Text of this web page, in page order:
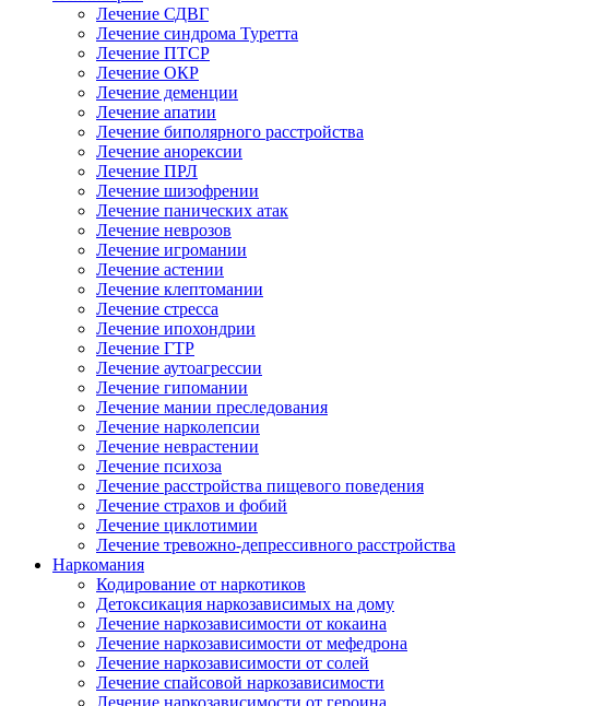
Лечение СДВГ
Лечение синдрома Туретта
Лечение ПТСР
Лечение ОКР
Лечение деменции
Лечение апатии
Лечение биполярного расстройства
Лечение анорексии
Лечение ПРЛ
Лечение шизофрении
Лечение панических атак
Лечение неврозов
Лечение игромании
Лечение астении
Лечение клептомании
Лечение стресса
Лечение ипохондрии
Лечение ГТР
Лечение аутоагрессии
Лечение гипомании
Лечение мании преследования
Лечение нарколепсии
Лечение неврастении
Лечение психоза
Лечение расстройства пищевого поведения
Лечение страхов и фобий
Лечение циклотимии
Лечение тревожно-депрессивного расстройства
Наркомания
Кодирование от наркотиков
Детоксикация наркозависимых на дому
Лечение наркозависимости от кокаина
Лечение наркозависимости от мефедрона
Лечение наркозависимости от солей
Лечение спайсовой наркозависимости
Лечение наркозависимости от героина